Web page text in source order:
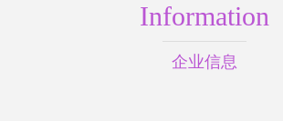
Information
企业信息